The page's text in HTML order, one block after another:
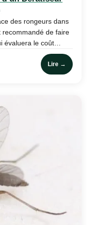
des rongeurs dans
recommandé de faire
évaluera le coût…
Lire →